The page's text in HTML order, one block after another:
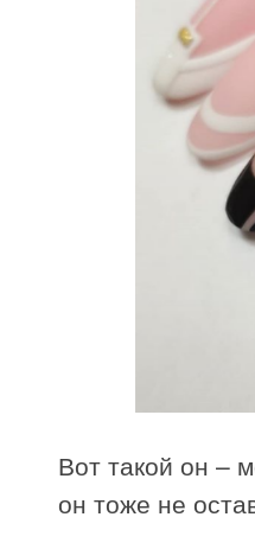
Вот такой он –
он тоже не